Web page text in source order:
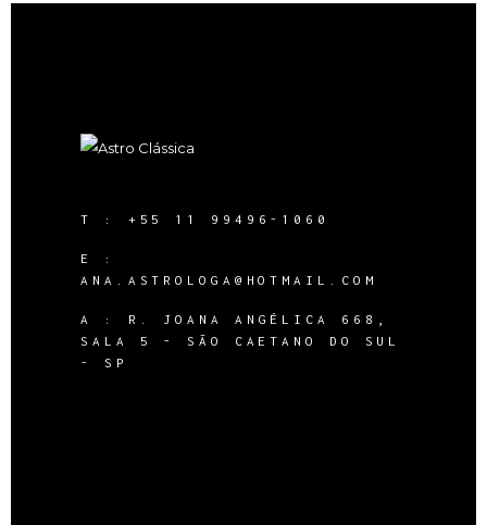
T : +55 11 99496-1060
E :
ANA.ASTROLOGA@HOTMAIL.COM
A :
R. JOANA ANGÉLICA 668,
SALA 5 - SÃO CAETANO DO SUL
- SP